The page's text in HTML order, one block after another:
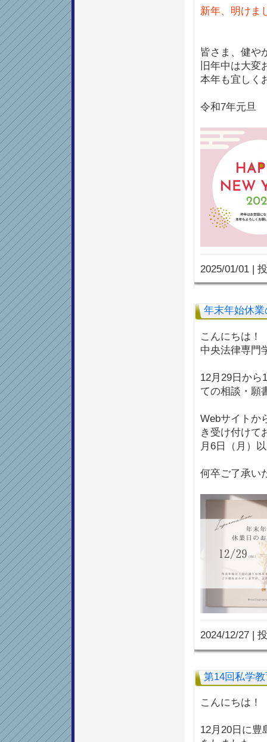
新年、明けま
皆さま、健や
旧年中は大
本年も宜しく
令和7年元旦
2025/01/01 |
年末年始休
こんにちは！
中央法律専門
12月29日から
ての相談・願
Webサイトか
き受け付けて
月6日（月）
何卒ご了承い
2024/12/27 |
第14回私学
こんにちは！
12月20日に豊